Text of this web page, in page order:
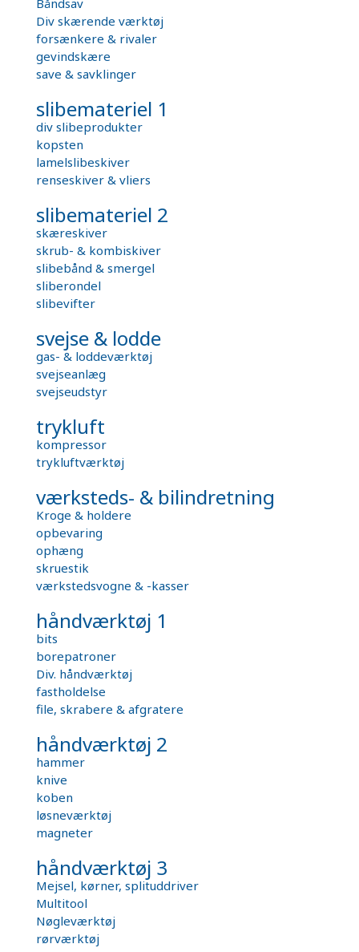
Div skærende værktøj
forsænkere & rivaler
gevindskære
save & savklinger
slibemateriel 1
div slibeprodukter
kopsten
lamelslibeskiver
renseskiver & vliers
slibemateriel 2
skæreskiver
skrub- & kombiskiver
slibebånd & smergel
sliberondel
slibevifter
svejse & lodde
gas- & loddeværktøj
svejseanlæg
svejseudstyr
trykluft
kompressor
trykluftværktøj
værksteds- & bilindretning
Kroge & holdere
opbevaring
ophæng
skruestik
værkstedsvogne & -kasser
håndværktøj 1
bits
borepatroner
Div. håndværktøj
fastholdelse
file, skrabere & afgratere
håndværktøj 2
hammer
knive
koben
løsneværktøj
magneter
håndværktøj 3
Mejsel, kørner, splituddriver
Multitool
Nøgleværktøj
rørværktøj